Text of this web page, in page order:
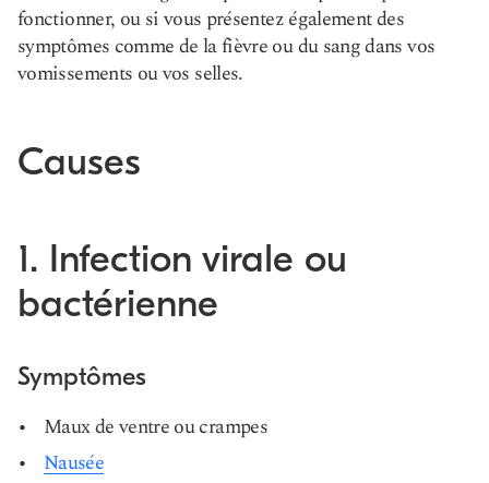
fonctionner, ou si vous présentez également des
symptômes comme de la fièvre ou du sang dans vos
vomissements ou vos selles.
Causes
1. Infection virale ou
bactérienne
Symptômes
Maux de ventre ou crampes
Nausée